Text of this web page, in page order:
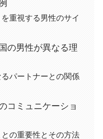
重視する男性のサイ
の男性が異なる理
パートナーとの関係
コミュニケーショ
の重要性とその方法